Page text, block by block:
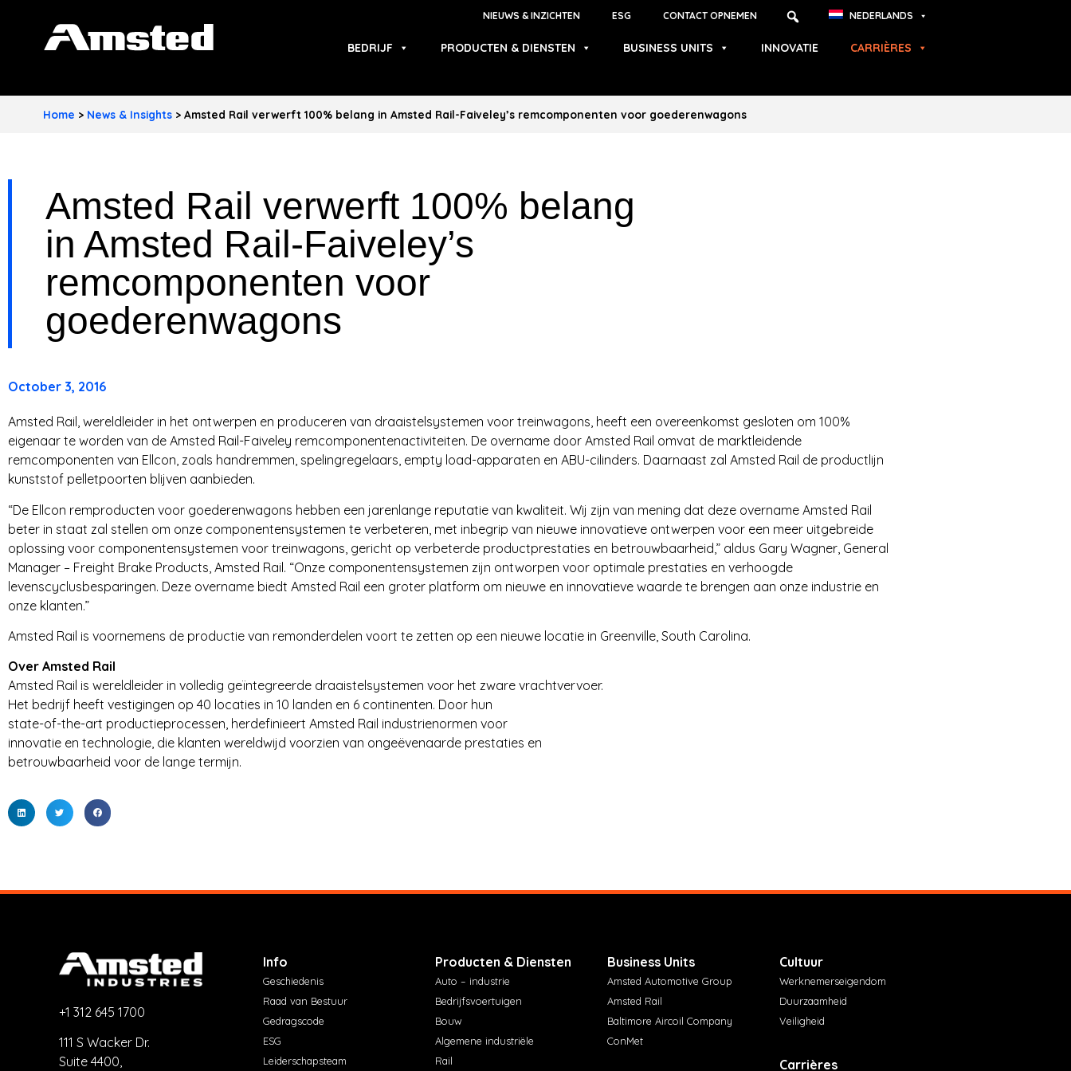
NIEUWS & INZICHTEN ESG CONTACT OPNEMEN NEDERLANDS
A
S
D
N
U
T
R
I
E
S
BEDRIJF PRODUCTEN & DIENSTEN BUSINESS UNITS INNOVATIE CARRIÈRES
Home > News & Insights> Amsted Rail verwerft 100% belang in Amsted Rail-Faiveley’s remcomponenten voor goederenwagons
Amsted Rail verwerft 100% belang
in Amsted Rail-Faiveley’s
remcomponenten voor
goederenwagons
October 3, 2016
Amsted Rail, wereldleider in het ontwerpen en produceren van draaistelsystemen voor treinwagons, heeft een overeenkomst gesloten om 100%
eigenaar te worden van de Amsted Rail-Faiveley remcomponentenactiviteiten. De overname door Amsted Rail omvat de marktleidende
remcomponenten van Ellcon, zoals handremmen, spelingregelaars, empty load-apparaten en ABU-cilinders. Daarnaast zal Amsted Rail de productlijn
kunststof pelletpoorten blijven aanbieden.
“De Ellcon remproducten voor goederenwagons hebben een jarenlange reputatie van kwaliteit. Wij zijn van mening dat deze overname Amsted Rail
beter in staat zal stellen om onze componentensystemen te verbeteren, met inbegrip van nieuwe innovatieve ontwerpen voor een meer uitgebreide
oplossing voor componentensystemen voor treinwagons, gericht op verbeterde productprestaties en betrouwbaarheid,” aldus Gary Wagner, General
Manager – Freight Brake Products, Amsted Rail. “Onze componentensystemen zijn ontworpen voor optimale prestaties en verhoogde
levenscyclusbesparingen. Deze overname biedt Amsted Rail een groter platform om nieuwe en innovatieve waarde te brengen aan onze industrie en
onze klanten.”
Amsted Rail is voornemens de productie van remonderdelen voort te zetten op een nieuwe locatie in Greenville, South Carolina.
Over Amsted Rail
Amsted Rail is wereldleider in volledig geïntegreerde draaistelsystemen voor het zware vrachtvervoer.
Het bedrijf heeft vestigingen op 40 locaties in 10 landen en 6 continenten. Door hun
state-of-the-art productieprocessen, herdefinieert Amsted Rail industrienormen voor
innovatie en technologie, die klanten wereldwijd voorzien van ongeëvenaarde prestaties en
betrouwbaarheid voor de lange termijn.
+1 312 645 1700
111 S Wacker Dr.
Suite 4400,
Info
Geschiedenis
Raad van Bestuur
Gedragscode
ESG
Leiderschapsteam
Producten & Diensten
Auto – industrie
Bedrijfsvoertuigen
Bouw
Algemene industriële
Rail
Business Units
Amsted Automotive Group
Amsted Rail
Baltimore Aircoil Company
ConMet
Cultuur
Werknemerseigendom
Duurzaamheid
Veiligheid
Carrières